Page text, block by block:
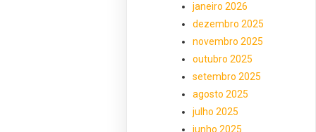
janeiro 2026
dezembro 2025
novembro 2025
outubro 2025
setembro 2025
agosto 2025
julho 2025
junho 2025